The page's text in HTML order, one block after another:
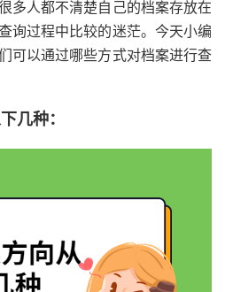
多人都不清楚自己的档案存放在
询过程中比较的迷茫。今天小编
可以通过哪些方式对档案进行查
几种：